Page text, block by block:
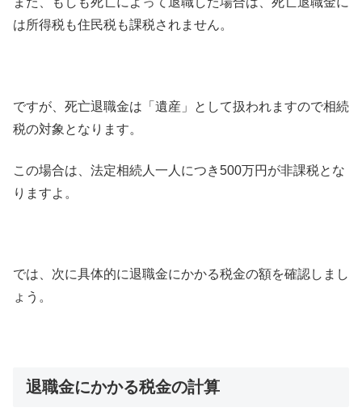
は所得税も住民税も課税されません。
ですが、死亡退職金は「遺産」として扱われますので相続
税の対象となります。
この場合は、法定相続人一人につき500万円が非課税とな
りますよ。
では、次に具体的に退職金にかかる税金の額を確認しまし
ょう。
退職金にかかる税金の計算